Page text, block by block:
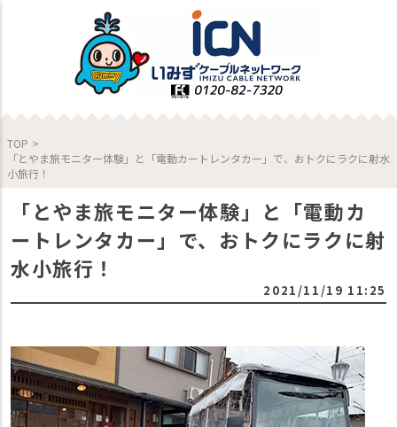
TOP >
「とやま旅モニター体験」と「電動カートレンタカー」で、おトクにラクに射水
小旅行！
「とやま旅モニター体験」と「電動カ
ートレンタカー」で、おトクにラクに射
水小旅行！
2021/11/19 11:25